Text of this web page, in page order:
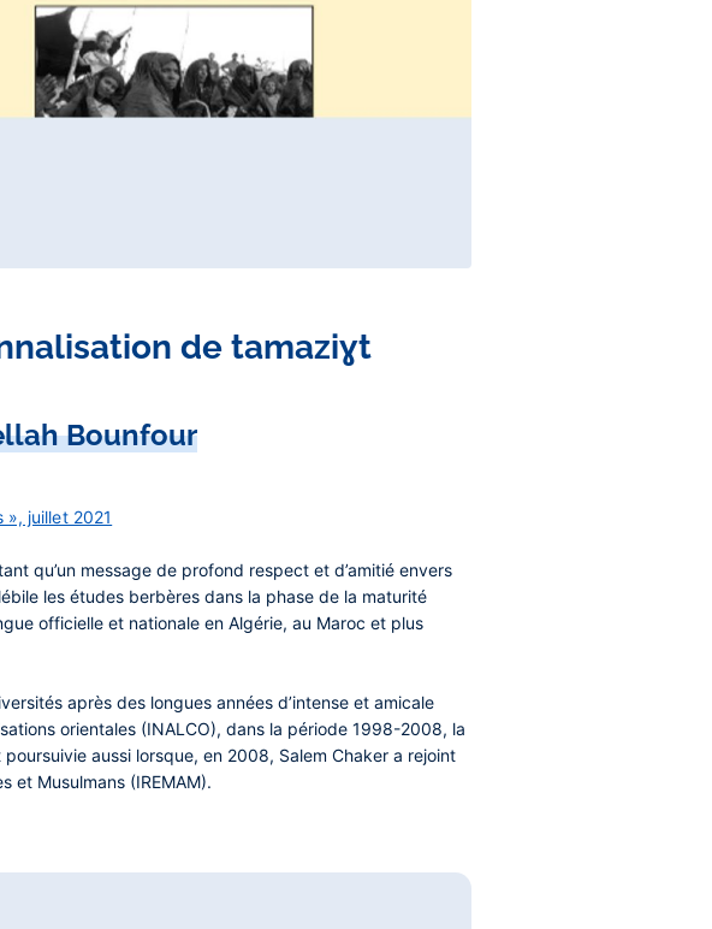
de tamaziɣt
Bounfour
juillet 2021
qu’un message de profond respect et d’amitié envers
les études berbères dans la phase de la maturité
officielle et nationale en Algérie, au Maroc et plus
après des longues années d’intense et amicale
orientales (INALCO), dans la période 1998-2008, la
aussi lorsque, en 2008, Salem Chaker a rejoint
et Musulmans (IREMAM).